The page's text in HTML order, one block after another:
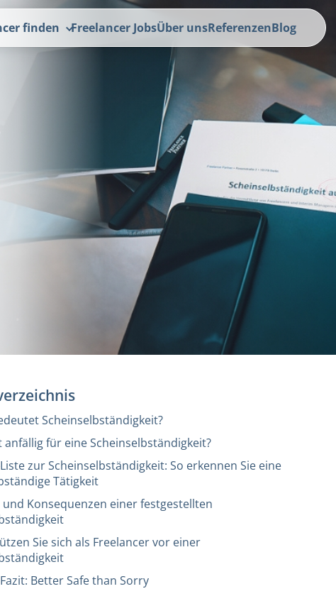
finden Freelancer JobsÜber unsReferenzenBlog
Scheinselbständigkeit?
anfällig für eine Scheinselbständigkeit?
zur Scheinselbständigkeit: So erkennen Sie eine
Tätigkeit
und Konsequenzen einer festgestellten
Sie sich als Freelancer vor einer
Better Safe than Sorry